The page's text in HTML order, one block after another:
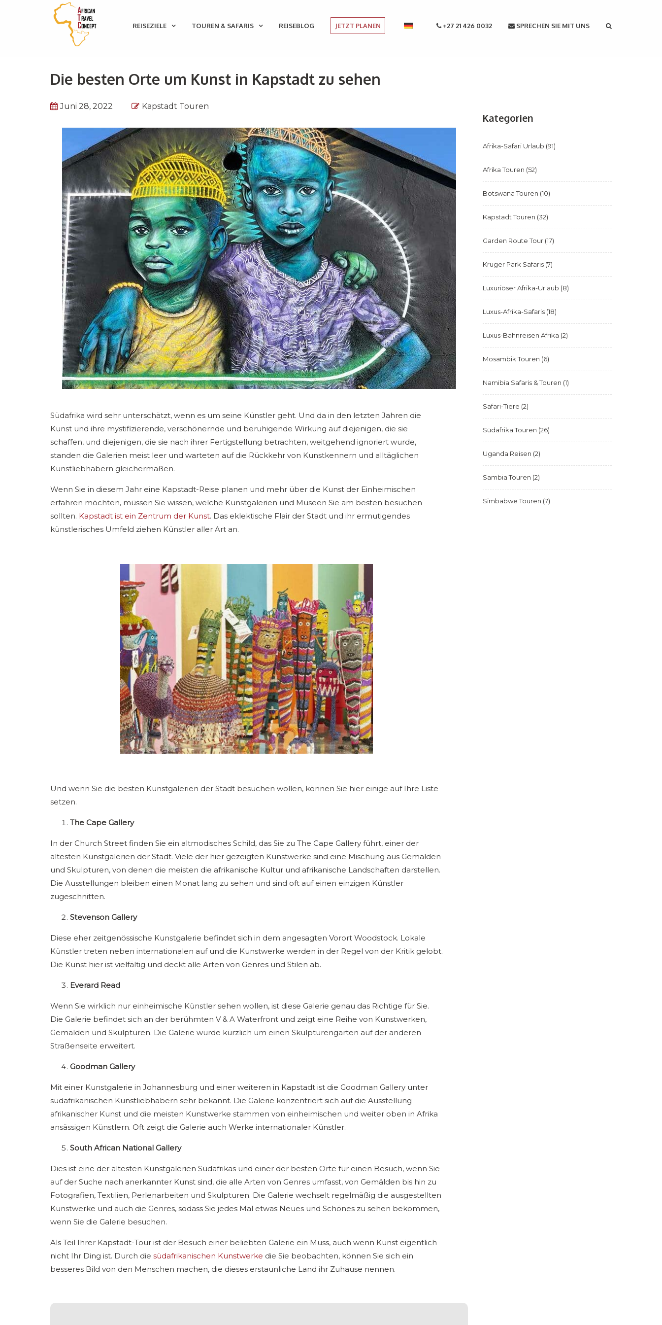
REISEZIELE TOUREN & SAFARIS REISEBLOG JETZT PLANEN +27 21 426 0032 SPRECHEN SIE MIT UNS
Die besten Orte um Kunst in Kapstadt zu sehen
Juni 28, 2022 Kapstadt Touren
Südafrika wird sehr unterschätzt, wenn es um seine Künstler geht. Und da in den letzten Jahren die
Kunst und ihre mystifizierende, verschönernde und beruhigende Wirkung auf diejenigen, die sie
schaffen, und diejenigen, die sie nach ihrer Fertigstellung betrachten, weitgehend ignoriert wurde,
standen die Galerien meist leer und warteten auf die Rückkehr von Kunstkennern und alltäglichen
Kunstliebhabern gleichermaßen.
Wenn Sie in diesem Jahr eine Kapstadt-Reise planen und mehr über die Kunst der Einheimischen
erfahren möchten, müssen Sie wissen, welche Kunstgalerien und Museen Sie am besten besuchen
sollten. Kapstadt ist ein Zentrum der Kunst. Das eklektische Flair der Stadt und ihr ermutigendes
künstlerisches Umfeld ziehen Künstler aller Art an.
Und wenn Sie die besten Kunstgalerien der Stadt besuchen wollen, können Sie hier einige auf Ihre Liste
setzen.
The Cape Gallery
In der Church Street finden Sie ein altmodisches Schild, das Sie zu The Cape Gallery führt, einer der
ältesten Kunstgalerien der Stadt. Viele der hier gezeigten Kunstwerke sind eine Mischung aus Gemälden
und Skulpturen, von denen die meisten die afrikanische Kultur und afrikanische Landschaften darstellen.
Die Ausstellungen bleiben einen Monat lang zu sehen und sind oft auf einen einzigen Künstler
zugeschnitten.
Stevenson Gallery
Diese eher zeitgenössische Kunstgalerie befindet sich in dem angesagten Vorort Woodstock. Lokale
Künstler treten neben internationalen auf und die Kunstwerke werden in der Regel von der Kritik gelobt.
Die Kunst hier ist vielfältig und deckt alle Arten von Genres und Stilen ab.
Everard Read
Wenn Sie wirklich nur einheimische Künstler sehen wollen, ist diese Galerie genau das Richtige für Sie.
Die Galerie befindet sich an der berühmten V & A Waterfront und zeigt eine Reihe von Kunstwerken,
Gemälden und Skulpturen. Die Galerie wurde kürzlich um einen Skulpturengarten auf der anderen
Straßenseite erweitert.
Goodman Gallery
Mit einer Kunstgalerie in Johannesburg und einer weiteren in Kapstadt ist die Goodman Gallery unter
südafrikanischen Kunstliebhabern sehr bekannt. Die Galerie konzentriert sich auf die Ausstellung
afrikanischer Kunst und die meisten Kunstwerke stammen von einheimischen und weiter oben in Afrika
ansässigen Künstlern. Oft zeigt die Galerie auch Werke internationaler Künstler.
South African National Gallery
Dies ist eine der ältesten Kunstgalerien Südafrikas und einer der besten Orte für einen Besuch, wenn Sie
auf der Suche nach anerkannter Kunst sind, die alle Arten von Genres umfasst, von Gemälden bis hin zu
Fotografien, Textilien, Perlenarbeiten und Skulpturen. Die Galerie wechselt regelmäßig die ausgestellten
Kunstwerke und auch die Genres, sodass Sie jedes Mal etwas Neues und Schönes zu sehen bekommen,
wenn Sie die Galerie besuchen.
Als Teil Ihrer Kapstadt-Tour ist der Besuch einer beliebten Galerie ein Muss, auch wenn Kunst eigentlich
nicht Ihr Ding ist. Durch die südafrikanischen Kunstwerke die Sie beobachten, können Sie sich ein
besseres Bild von den Menschen machen, die dieses erstaunliche Land ihr Zuhause nennen.
Kategorien
Afrika-Safari Urlaub (91)
Afrika Touren (52)
Botswana Touren (10)
Kapstadt Touren (32)
Garden Route Tour(17)
Kruger Park Safaris(7)
Luxuriöser Afrika-Urlaub (8)
Luxus-Afrika-Safaris(18)
Luxus-Bahnreisen Afrika (2)
Mosambik Touren (6)
Namibia Safaris & Touren (1)
Safari-Tiere (2)
Südafrika Touren (26)
Uganda Reisen (2)
Sambia Touren (2)
Simbabwe Touren (7)